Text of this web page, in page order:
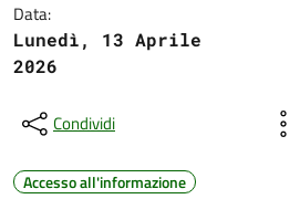
Data:
Lunedì, 13 Aprile
2026
Condividi
Accesso all'informazione